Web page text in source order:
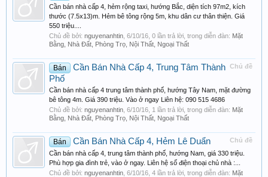
Cần bán nhà cấp 4, hẻm rộng taxi, hướng Bắc, diện tích 97m2, kích
thước (7.5x13)m. Hẻm bê tông rộng 5m, khu dân cư thân thiện. Giá
550 triệu....
Chủ đề bởi: nguyenanhtin 6/10/16 , 0 lần trả lời, trong diễn đàn: Mặt
Bằng, Nhà Đất, Phòng Trọ, Nội Thất, Ngoại Thất
Chủ đề
Bán
Cần Bán Nhà Cấp 4, Trung Tâm Thành
Phố
Cần bán nhà cấp 4 trung tâm thành phố, hướng Tây Nam, mặt đường
bê tông 4m. Giá 390 triệu. Vào ở ngay Liên hệ: 090 515 4686
Chủ đề bởi: nguyenanhtin 6/10/16 , 1 lần trả lời, trong diễn đàn: Mặt
Bằng, Nhà Đất, Phòng Trọ, Nội Thất, Ngoại Thất
Chủ đề
Bán Cần Bán Nhà Cấp 4, Hẻm Lê Duẩn
Cần bán nhà cấp 4, trung tâm thành phố, hướng Nam, giá 330 triệu.
Phù hợp gia đình trẻ, vào ở ngay. Liên hệ số điện thoại chủ nhà :...
Chủ đề bởi: nguyenanhtin 6/10/16 , 4 lần trả lời, trong diễn đàn: Mặt